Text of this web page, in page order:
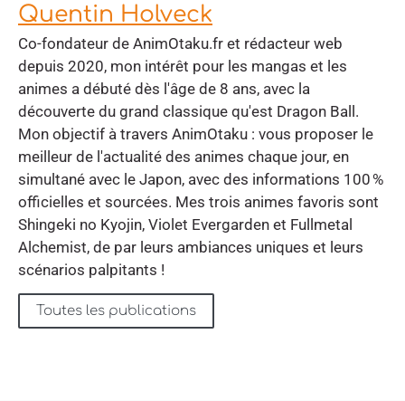
Quentin Holveck
Co-fondateur de AnimOtaku.fr et rédacteur web
depuis 2020, mon intérêt pour les mangas et les
animes a débuté dès l'âge de 8 ans, avec la
découverte du grand classique qu'est Dragon Ball.
Mon objectif à travers AnimOtaku : vous proposer le
meilleur de l'actualité des animes chaque jour, en
simultané avec le Japon, avec des informations 100 %
officielles et sourcées. Mes trois animes favoris sont
Shingeki no Kyojin, Violet Evergarden et Fullmetal
Alchemist, de par leurs ambiances uniques et leurs
scénarios palpitants !
Toutes les publications